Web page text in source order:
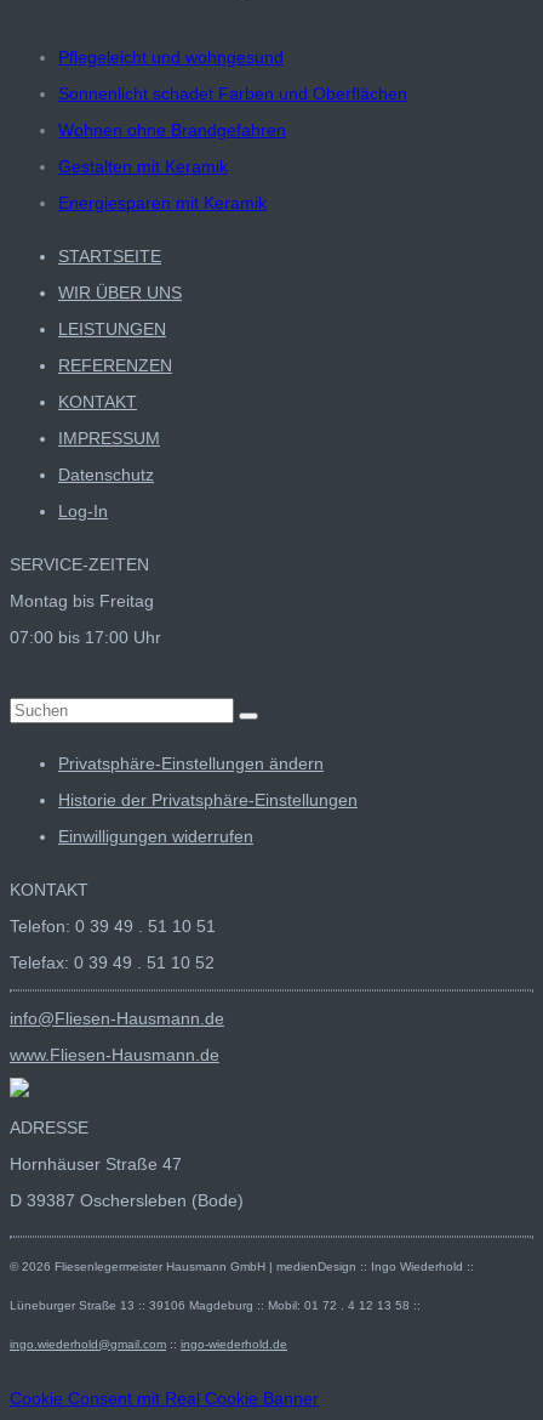
Pflegeleicht und wohngesund
Sonnenlicht schadet Farben und Oberflächen
Wohnen ohne Brandgefahren
Gestalten mit Keramik
Energiesparen mit Keramik
STARTSEITE
WIR ÜBER UNS
LEISTUNGEN
REFERENZEN
KONTAKT
IMPRESSUM
Datenschutz
Log-In
SERVICE-ZEITEN
Montag bis Freitag
07:00 bis 17:00 Uhr
Suchen
Privatsphäre-Einstellungen ändern
Historie der Privatsphäre-Einstellungen
Einwilligungen widerrufen
KONTAKT
Telefon: 0 39 49 . 51 10 51
Telefax: 0 39 49 . 51 10 52
info@Fliesen-Hausmann.de
www.Fliesen-Hausmann.de
ADRESSE
Hornhäuser Straße 47
D 39387 Oschersleben (Bode)
© 2026 Fliesenlegermeister Hausmann GmbH | medienDesign :: Ingo Wiederhold ::
Lüneburger Straße 13 :: 39106 Magdeburg :: Mobil: 01 72 . 4 12 13 58 ::
ingo.wiederhold@gmail.com :: ingo-wiederhold.de
Cookie Consent mit Real Cookie Banner